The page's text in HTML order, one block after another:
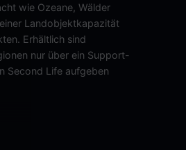
wie Ozeane, Wälder
Landobjektkapazität
Erhältlich sind
nur über ein Support-
Second Life aufgeben